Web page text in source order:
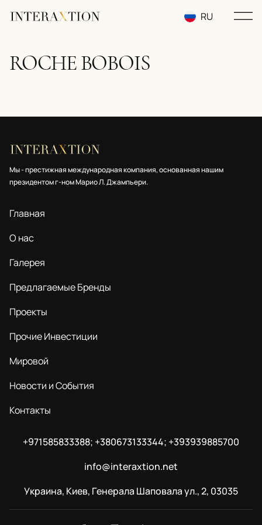
RU
ROCHE BOBOIS
Мы - престижная международная компания, основанная нашим
президентом г-ном Марио Л. Джампьери.
Главная
О нас
Галерея
Предлагаемые Бренды
Проекты
Прочие Инвестиции
Мировой
Новости и События
Контакты
+971585833388; +380673133344; +393939885700
info@interaxtion.net
Украина, Киев, Генерала Шаповала ул., 2, 03035